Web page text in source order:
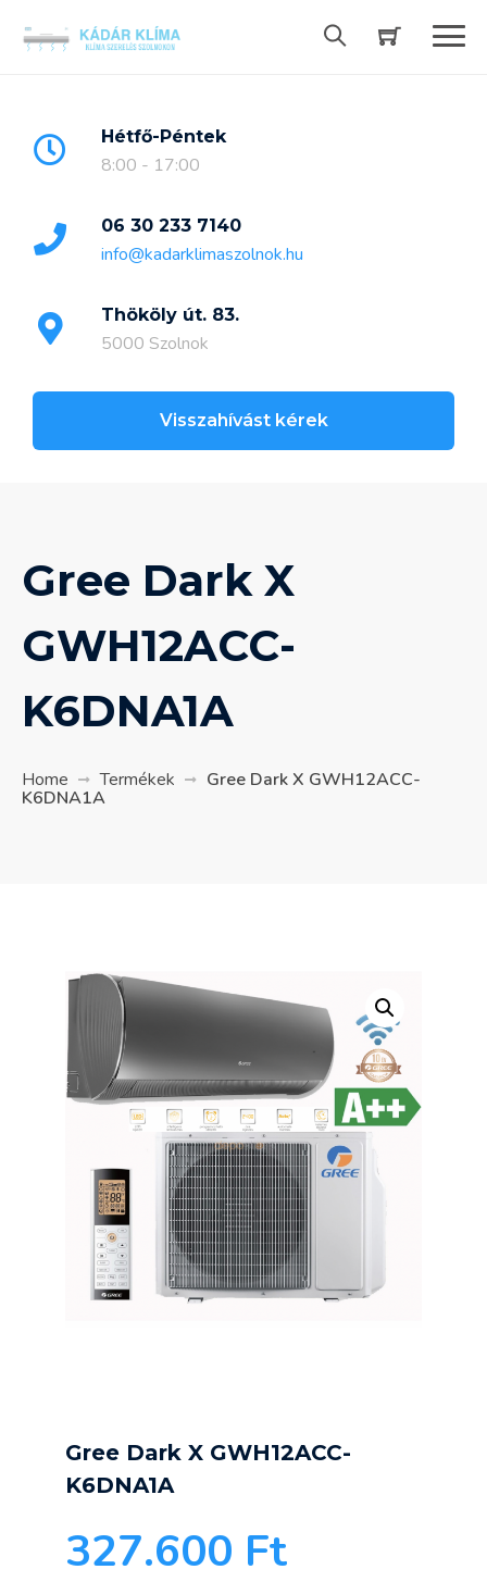
Hétfő-Péntek
8:00 - 17:00
06 30 233 7140
info@kadarklimaszolnok.hu
Thököly út. 83.
5000 Szolnok
Visszahívást kérek
Gree Dark X
GWH12ACC-
K6DNA1A
Home Termékek Gree Dark X GWH12ACC-
K6DNA1A
Gree Dark X GWH12ACC-
K6DNA1A
327.600 Ft